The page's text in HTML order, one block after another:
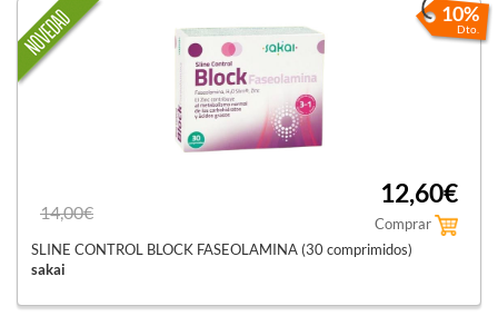
10%
Dto.
14,00€
12,60€
Comprar
SLINE CONTROL BLOCK FASEOLAMINA (30 comprimidos)
sakai